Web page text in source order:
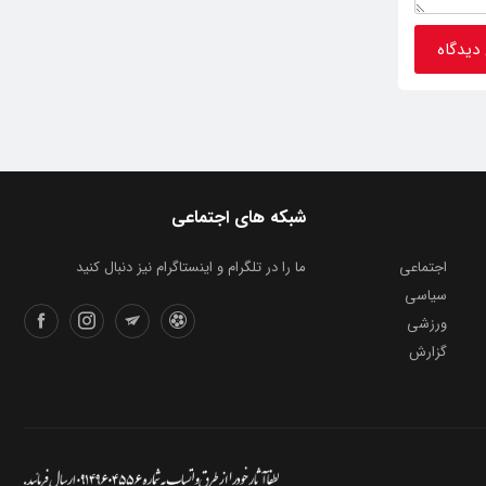
شبکه های اجتماعی
ما را در تلگرام و اینستاگرام نیز دنبال کنید
اجتماعی
سیاسی
ورزشی
گزارش